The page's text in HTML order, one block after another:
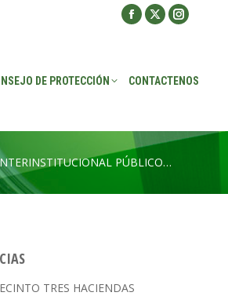
Facebook
in
X
in
in
DE PROTECCIÓN CONTACTENOS
PÚBLICO…
TRES HACIENDAS